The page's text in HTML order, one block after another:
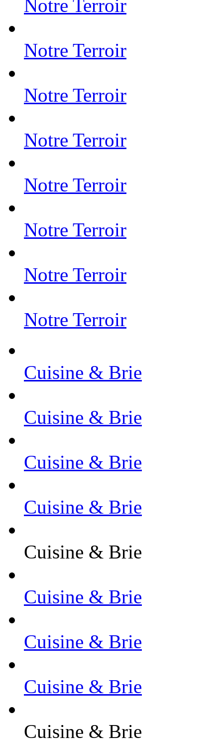
Notre Terroir
Notre Terroir
Notre Terroir
Notre Terroir
Notre Terroir
Notre Terroir
Notre Terroir
Notre Terroir
Cuisine & Brie
Cuisine & Brie
Cuisine & Brie
Cuisine & Brie
Cuisine & Brie
Cuisine & Brie
Cuisine & Brie
Cuisine & Brie
Cuisine & Brie